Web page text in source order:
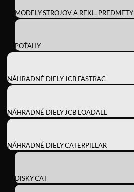
MODELY STROJOV A REKL. PREDMETY
POŤAHY
NÁHRADNÉ DIELY JCB FASTRAC
NÁHRADNÉ DIELY JCB LOADALL
NÁHRADNÉ DIELY CATERPILLAR
DISKY CAT